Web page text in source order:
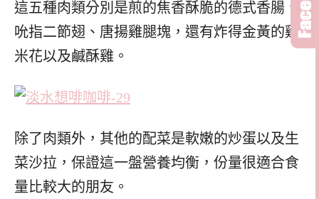
這五種肉類分別是煎的焦香酥脆的德式香腸、
吮指二節翅、唐揚雞腿塊，還有炸得金黃的雞
米花以及鹹酥雞。
除了肉類外，其他的配菜是軟嫩的炒蛋以及生
菜沙拉，保證這一盤營養均衡，份量很適合食
量比較大的朋友。